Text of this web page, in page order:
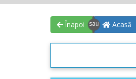
Înapoi Acasă